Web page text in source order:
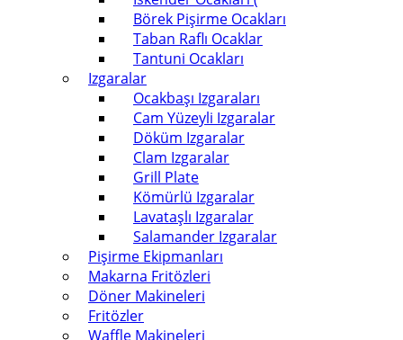
Börek Pişirme Ocakları
Taban Raflı Ocaklar
Tantuni Ocakları
Izgaralar
Ocakbaşı Izgaraları
Cam Yüzeyli Izgaralar
Döküm Izgaralar
Clam Izgaralar
Grill Plate
Kömürlü Izgaralar
Lavataşlı Izgaralar
Salamander Izgaralar
Pişirme Ekipmanları
Makarna Fritözleri
Döner Makineleri
Fritözler
Waffle Makineleri